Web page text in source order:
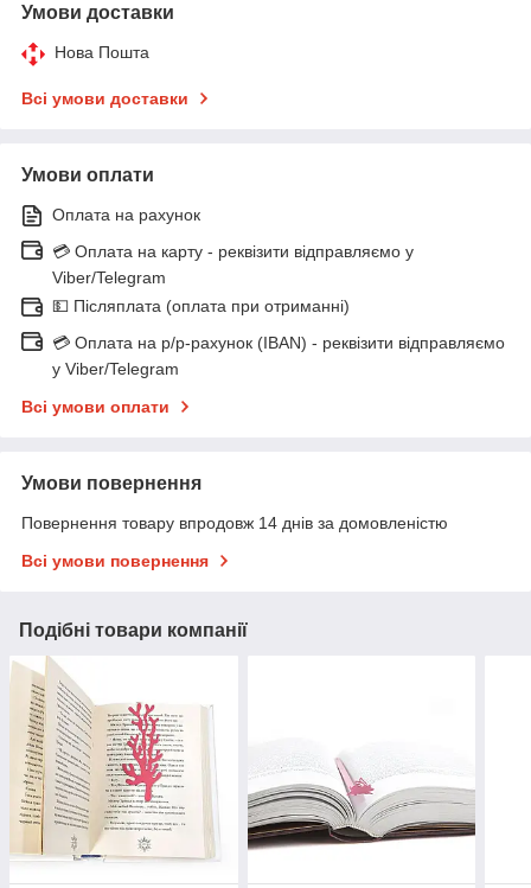
Умови доставки
Нова Пошта
Всі умови доставки
Умови оплати
Оплата на рахунок
💳 Оплата на карту - реквізити відправляємо у
Viber/Telegram
💵 Післяплата (оплата при отриманні)
💳 Оплата на р/р-рахунок (IBAN) - реквізити відправляємо
у Viber/Telegram
Всі умови оплати
Умови повернення
Повернення товару впродовж 14 днів за домовленістю
Всі умови повернення
Подібні товари компанії